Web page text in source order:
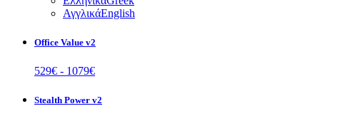
ΑγγλικάEnglish
Office Value v2
529€ - 1079€
Stealth Power v2